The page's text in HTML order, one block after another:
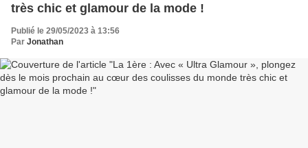
très chic et glamour de la mode !
Publié le 29/05/2023 à 13:56
Par Jonathan